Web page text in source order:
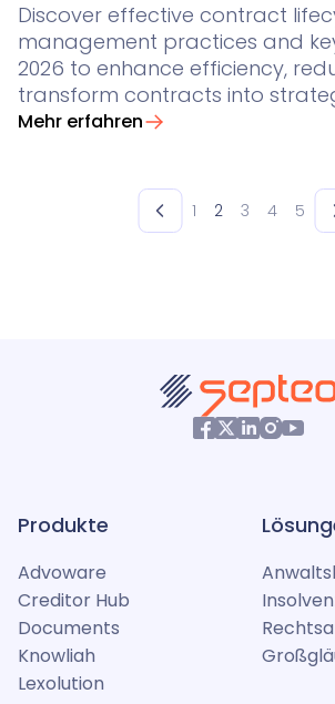
Discover effective contract
management practices and
2026 to enhance efficiency,
transform contracts into
Mehr erfahren
1 2 3 4 5
Produkte
Advoware
Creditor Hub
Documents
Knowliah
Lexolution